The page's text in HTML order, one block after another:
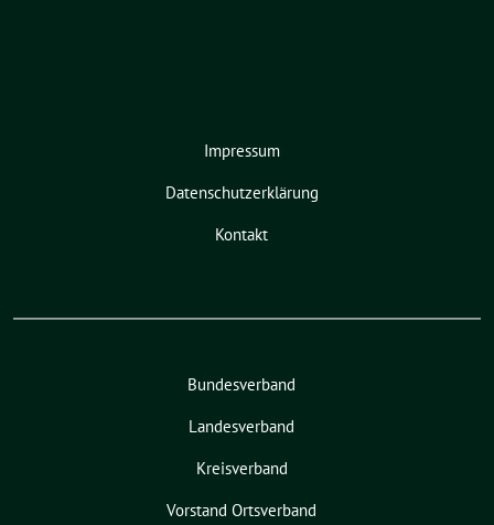
Impressum
Datenschutzerklärung
Kontakt
Bundesverband
Landesverband
Kreisverband
Vorstand Ortsverband